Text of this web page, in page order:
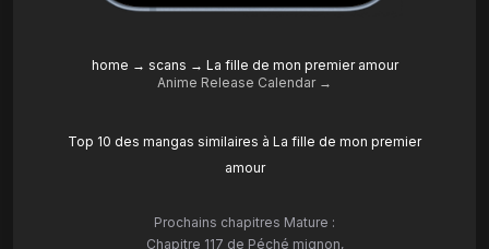
home → scans → La fille de mon premier amour
Anime Release Calendar →
Top 10 des mangas similaires à La fille de mon premier
amour
Prochains chapitres Mature :
Chapitre 117 de Péché mignon,